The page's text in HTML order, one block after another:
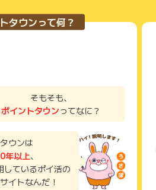
タウンって何？
そもそも、
ポイントタウンってなに？
ウンは
年以上、
しているポイ活の
イトなんだ！